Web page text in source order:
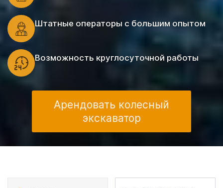
Штатные операторы с большим опытом
Возможность круглосуточной работы
Арендовать колесный
экскаватор